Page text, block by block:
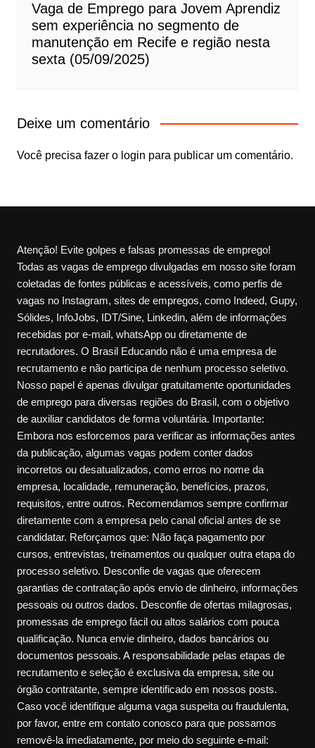
Vaga de Emprego para Jovem Aprendiz
sem experiência no segmento de
manutenção em Recife e região nesta
sexta (05/09/2025)
Deixe um comentário
Você precisa fazer o login para publicar um comentário.
Atenção! Evite golpes e falsas promessas de emprego!
Todas as vagas de emprego divulgadas em nosso site foram
coletadas de fontes públicas e acessíveis, como perfis de
vagas no Instagram, sites de empregos, como Indeed, Gupy,
Sólides, InfoJobs, IDT/Sine, Linkedin, além de informações
recebidas por e-mail, whatsApp ou diretamente de
recrutadores. O Brasil Educando não é uma empresa de
recrutamento e não participa de nenhum processo seletivo.
Nosso papel é apenas divulgar gratuitamente oportunidades
de emprego para diversas regiões do Brasil, com o objetivo
de auxiliar candidatos de forma voluntária. Importante:
Embora nos esforcemos para verificar as informações antes
da publicação, algumas vagas podem conter dados
incorretos ou desatualizados, como erros no nome da
empresa, localidade, remuneração, benefícios, prazos,
requisitos, entre outros. Recomendamos sempre confirmar
diretamente com a empresa pelo canal oficial antes de se
candidatar. Reforçamos que: Não faça pagamento por
cursos, entrevistas, treinamentos ou qualquer outra etapa do
processo seletivo. Desconfie de vagas que oferecem
garantias de contratação após envio de dinheiro, informações
pessoais ou outros dados. Desconfie de ofertas milagrosas,
promessas de emprego fácil ou altos salários com pouca
qualificação. Nunca envie dinheiro, dados bancários ou
documentos pessoais. A responsabilidade pelas etapas de
recrutamento e seleção é exclusiva da empresa, site ou
órgão contratante, sempre identificado em nossos posts.
Caso você identifique alguma vaga suspeita ou fraudulenta,
por favor, entre em contato conosco para que possamos
removê-la imediatamente, por meio do seguinte e-mail: